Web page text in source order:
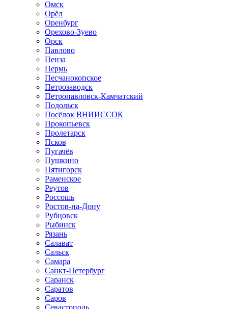
Омск
Орёл
Оренбург
Орехово-Зуево
Орск
Павлово
Пенза
Пермь
Песчанокопское
Петрозаводск
Петропавловск-Камчатский
Подольск
Посёлок ВНИИССОК
Прокопьевск
Пролетарск
Псков
Пугачёв
Пушкино
Пятигорск
Раменское
Реутов
Россошь
Ростов-на-Дону
Рубцовск
Рыбинск
Рязань
Салават
Сальск
Самара
Санкт-Петербург
Саранск
Саратов
Саров
Севастополь